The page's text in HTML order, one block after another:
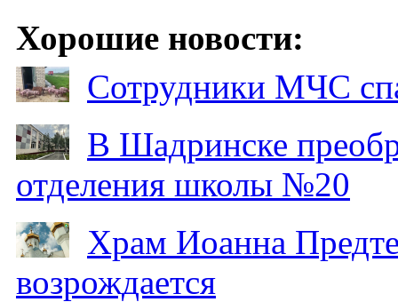
Хорошие новости:
Сотрудники МЧС
В Шадринске
отделения школы №20
Храм Иоанна
возрождается